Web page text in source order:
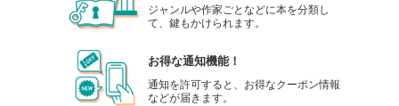
ジャンルや作家ごとなどに本を分類し
て、鍵もかけられます。
お得な通知機能！
通知を許可すると、お得なクーポン情報
などが届きます。